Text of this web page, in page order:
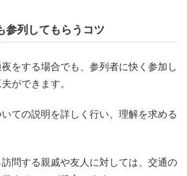
参列してもらうコツ
をする場合でも、参列者に快く参加し
ができます。
ての説明を詳しく行い、理解を求める
問する親戚や友人に対しては、交通の